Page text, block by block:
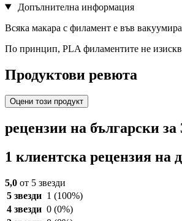
Допълнителна информация
Всяка макара с филамент е във
По принцип, PLA филаментите не
Продуктови ревюта
Оцени този продукт
рецензии на български
1 клиентска рецензия на
5,0 от 5 звезди
5 звезди 1 (100%)
4 звезди 0 (0%)